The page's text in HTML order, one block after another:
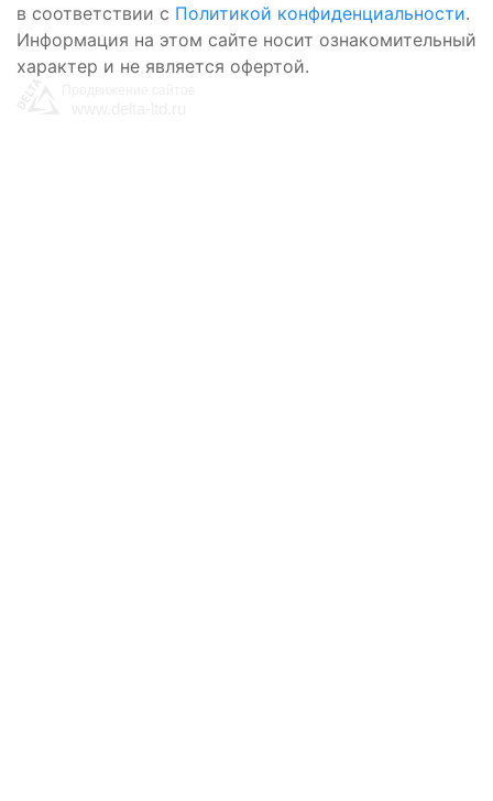
в соответствии с Политикой конфиденциальности.
Информация на этом сайте носит ознакомительный
характер и не является офертой.
Заказать звонок
Оставьте заявку и мы свяжемся с вами